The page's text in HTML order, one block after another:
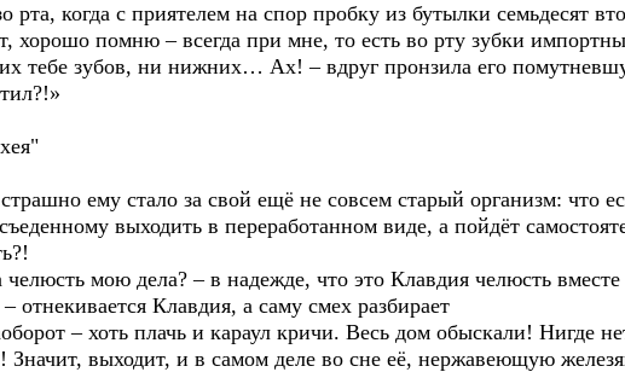
когда с приятелем на спор пробку из бутылки семьдесят
хорошо помню – всегда при мне, то есть во рту зубки
тебе зубов, ни нижних… Ах! – вдруг пронзила его
ему стало за свой ещё не совсем старый организм: что
выходить в переработанном виде, а пойдёт
мою дела? – в надежде, что это Клавдия челюсть вместе
отнекивается Клавдия, а саму смех разбирает
– хоть плачь и караул кричи. Весь дом обыскали! Нигде
Значит, выходит, и в самом деле во сне её, нержавеющую